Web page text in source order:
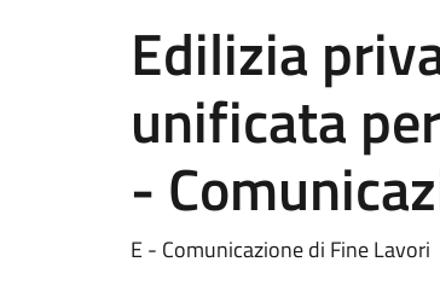
Edilizia
unificata
-
E - Comunicazione di Fine Lavori